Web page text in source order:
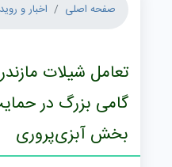
صفحه اصلی اخبار و
تعامل شیلات
گامی بزرگ در
بخش آبزی‌پروری